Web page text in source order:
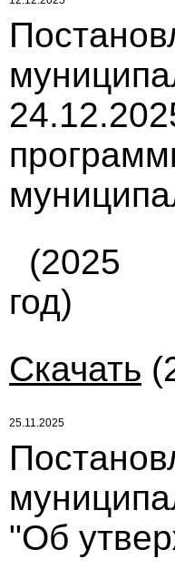
(2025
год)
Скачать
25.11.2025
"Об